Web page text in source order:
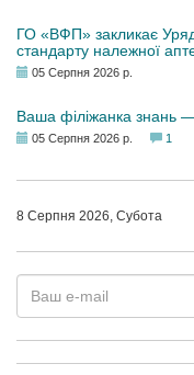
ГО «ВФП» закликає
стандарту належної
05 Серпня 2026 р.
Ваша філіжанка знань
05 Серпня 2026 р. 1
8 Серпня 2026, Субота